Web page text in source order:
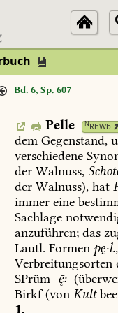
Bd. 6, Sp. 607
Pelle NRhWb
dem Gegenstand,
verschiedene
der Walnuss,
der Walnuss), hat
immer eine
Sachlage
anzuführen; das
Lautl. Formen pę·l.,
Verbreitungsorten
SPrüm -:-
Birkf(von Kult
1.